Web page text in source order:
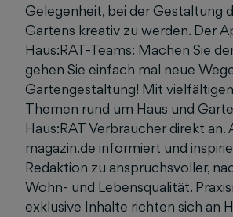
Gelegenheit, bei der Gestaltung
Gartens kreativ zu werden. Der
Haus:RAT-Teams: Machen Sie
gehen Sie einfach mal neue
Gartengestaltung! Mit
Themen rund um Haus und
Haus:RAT Verbraucher direkt an.
magazin.de informiert und
Redaktion zu anspruchsvoller,
Wohn- und Lebensqualität.
exklusive Inhalte richten sich an